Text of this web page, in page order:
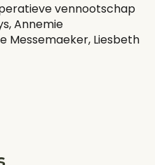
vennootschap
Annemie
Messemaeker, Liesbeth